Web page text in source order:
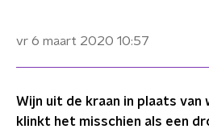
vr 6 maart 2020 10:57
Wijn uit de kraan in plaats van
klinkt het misschien als een